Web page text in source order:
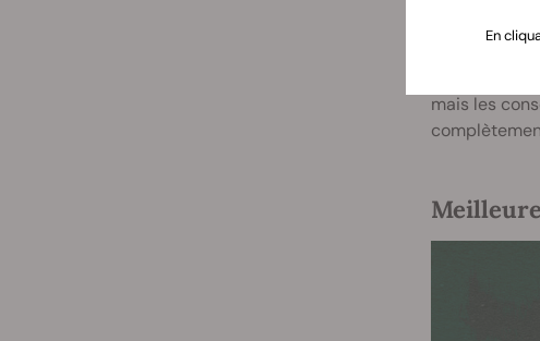
devient
quantités
La
mais les
En